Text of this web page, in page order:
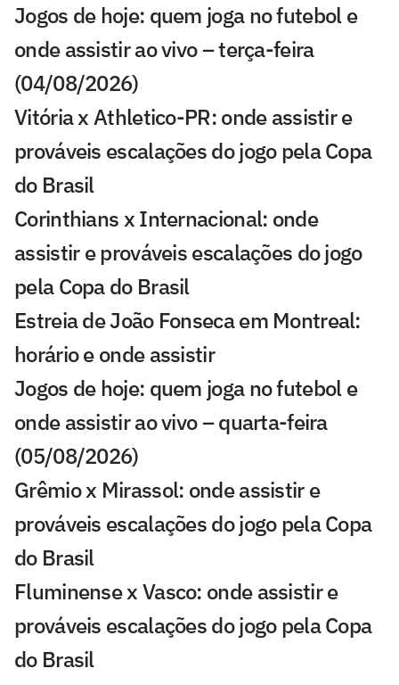
Jogos de hoje: quem joga no futebol e
onde assistir ao vivo – terça-feira
(04/08/2026)
Vitória x Athletico-PR: onde assistir e
prováveis escalações do jogo pela Copa
do Brasil
Corinthians x Internacional: onde
assistir e prováveis escalações do jogo
pela Copa do Brasil
Estreia de João Fonseca em Montreal:
horário e onde assistir
Jogos de hoje: quem joga no futebol e
onde assistir ao vivo – quarta-feira
(05/08/2026)
Grêmio x Mirassol: onde assistir e
prováveis escalações do jogo pela Copa
do Brasil
Fluminense x Vasco: onde assistir e
prováveis escalações do jogo pela Copa
do Brasil